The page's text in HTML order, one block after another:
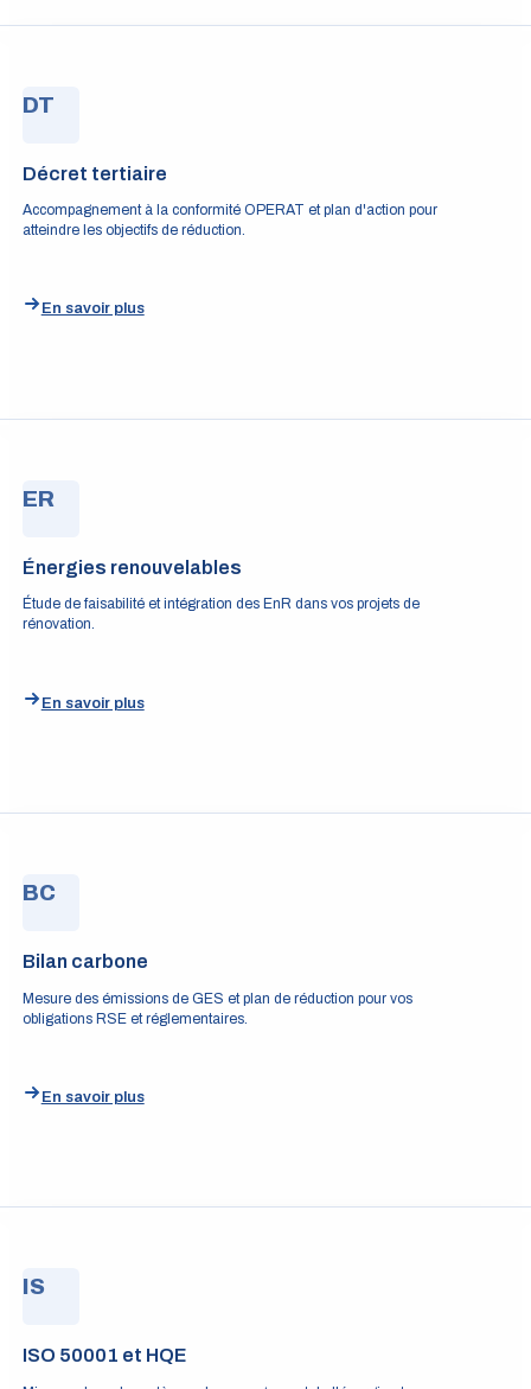
DT
Décret tertiaire
Accompagnement à la conformité OPERAT et plan d'action pour
atteindre les objectifs de réduction.
En savoir plus
ER
Énergies renouvelables
Étude de faisabilité et intégration des EnR dans vos projets de
rénovation.
En savoir plus
BC
Bilan carbone
Mesure des émissions de GES et plan de réduction pour vos
obligations RSE et réglementaires.
En savoir plus
IS
ISO 50001 et HQE